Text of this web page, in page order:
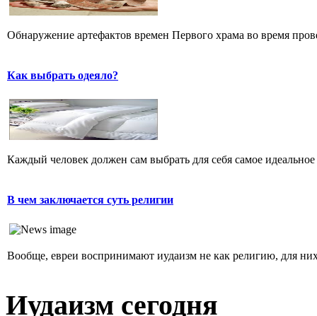
Обнаружение артефактов времен Первого храма во время
Как выбрать одеяло?
Каждый человек должен сам выбрать для себя самое
В чем заключается суть религии
Вообще, евреи воспринимают иудаизм не как религию, для
Иудаизм сегодня